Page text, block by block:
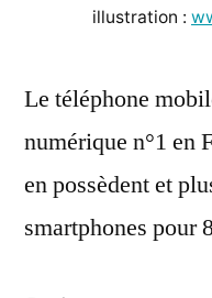
illustration :
Le téléphone
numérique n°1 en
en possèdent et
smartphones pour